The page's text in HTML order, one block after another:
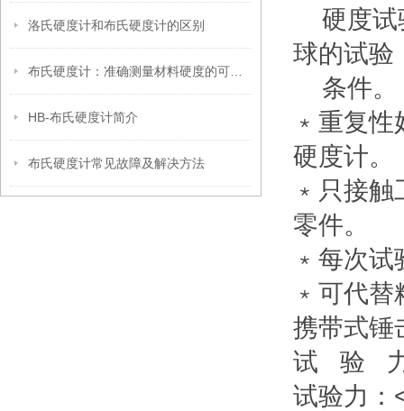
洛氏硬度计和布氏硬度计的区别
HB-布氏硬度计简介
布氏硬度计常见故障及解决方法
硬度试
球的试验
条件。
﹡重复
硬度计。
﹡只接
零件。
﹡每次
﹡可代
携带式锤
试 验
试验力：